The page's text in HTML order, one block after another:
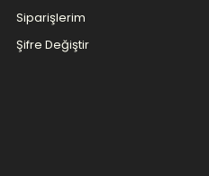
Siparişlerim
Şifre Değiştir